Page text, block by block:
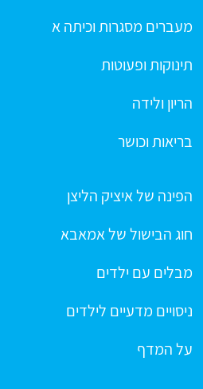
מעברים מסגרות וכיתה א
תינוקות ופעוטות
הריון ולידה
בריאות וכושר
הפינה של איציק הליצן
חוג הבישול של אמאבא
מבלים עם ילדים
ניסויים מדעיים לילדים
על המדף